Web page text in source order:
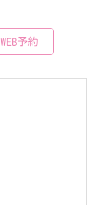
WEB予約